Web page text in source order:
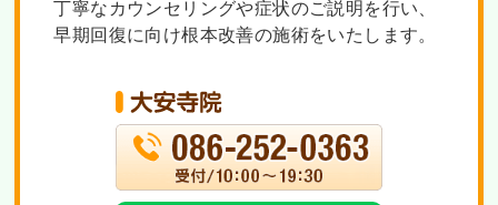
丁寧なカウンセリングや症状のご説明を行い、
早期回復に向け根本改善の施術をいたします。